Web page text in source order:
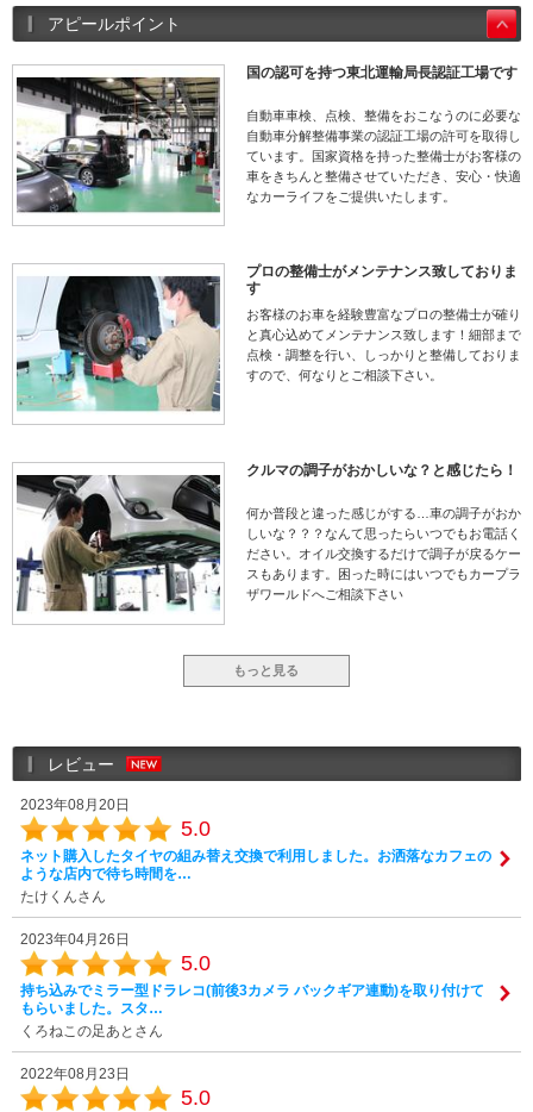
アピールポイント
国の認可を持つ東北運輸局長認証工場です
自動車車検、点検、整備をおこなうのに必要な
自動車分解整備事業の認証工場の許可を取得し
ています。国家資格を持った整備士がお客様の
車をきちんと整備させていただき、安心・快適
なカーライフをご提供いたします。
プロの整備士がメンテナンス致しておりま
す
お客様のお車を経験豊富なプロの整備士が確り
と真心込めてメンテナンス致します！細部まで
点検・調整を行い、しっかりと整備しておりま
すので、何なりとご相談下さい。
クルマの調子がおかしいな？と感じたら！
何か普段と違った感じがする…車の調子がおか
しいな？？？なんて思ったらいつでもお電話く
ださい。オイル交換するだけで調子が戻るケー
スもあります。困った時にはいつでもカープラ
ザワールドへご相談下さい
もっと見る
レビュー
2023年08月20日
5.0
ネット購入したタイヤの組み替え交換で利用しました。お洒落なカフェの
ような店内で待ち時間を…
たけくんさん
2023年04月26日
5.0
持ち込みでミラー型ドラレコ(前後3カメラ バックギア連動)を取り付けて
もらいました。スタ…
くろねこの足あとさん
2022年08月23日
5.0